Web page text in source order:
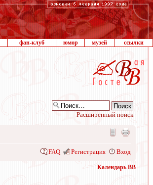
фан-клуб юмор музей ссылки
Расширенный поиск
FAQ Регистрация Вход
Календарь ВВ